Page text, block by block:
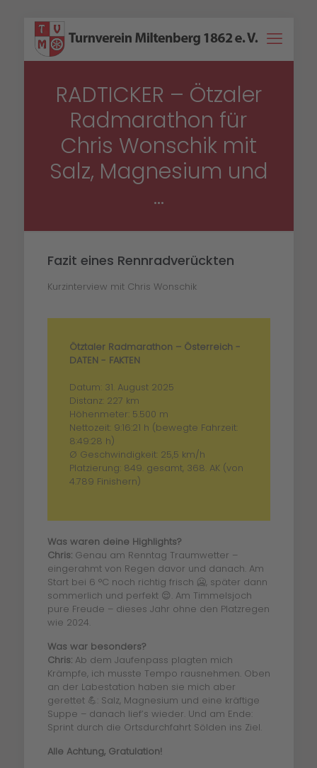
RADTICKER – Ötzaler
Radmarathon für
Chris Wonschik mit
Salz, Magnesium und
…
Fazit eines Rennradverückten
Kurzinterview mit Chris Wonschik
Ötztaler Radmarathon – Österreich -
DATEN - FAKTEN
Datum: 31. August 2025
Distanz: 227 km
Höhenmeter: 5.500 m
Nettozeit: 9:16:21 h (bewegte Fahrzeit:
8:49:28 h)
Ø Geschwindigkeit: 25,5 km/h
Platzierung: 849. gesamt, 368. AK (von
4.789 Finishern)
Was waren deine Highlights?
Chris:Genau am Renntag Traumwetter –
eingerahmt von Regen davor und danach. Am
Start bei 6 °C noch richtig frisch 🥶, später dann
sommerlich und perfekt 😌. Am Timmelsjoch
pure Freude – dieses Jahr ohne den Platzregen
wie 2024.
Was war besonders?
Chris:Ab dem Jaufenpass plagten mich
Krämpfe, ich musste Tempo rausnehmen. Oben
an der Labestation haben sie mich aber
gerettet 💪: Salz, Magnesium und eine kräftige
Suppe – danach lief’s wieder. Und am Ende:
Sprint durch die Ortsdurchfahrt Sölden ins Ziel.
Alle Achtung, Gratulation!